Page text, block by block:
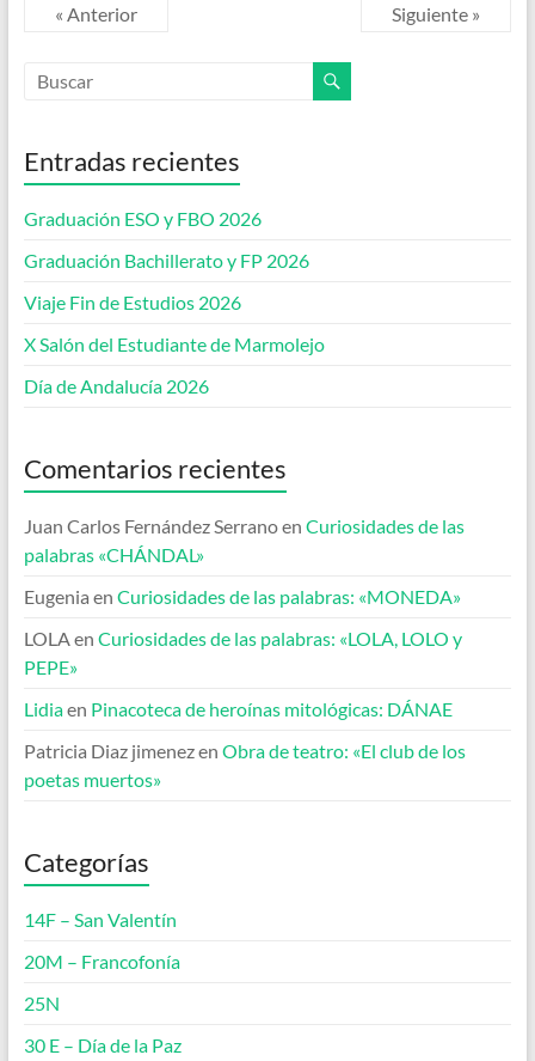
« Anterior Siguiente »
Entradas recientes
Graduación ESO y FBO 2026
Graduación Bachillerato y FP 2026
Viaje Fin de Estudios 2026
X Salón del Estudiante de Marmolejo
Día de Andalucía 2026
Comentarios recientes
Juan Carlos Fernández Serranoen Curiosidades de las
palabras «CHÁNDAL»
Eugenia en Curiosidades de las palabras: «MONEDA»
LOLAen Curiosidades de las palabras: «LOLA, LOLO y
PEPE»
Lidiaen Pinacoteca de heroínas mitológicas: DÁNAE
Patricia Diaz jimenezen Obra de teatro: «El club de los
poetas muertos»
Categorías
14F – San Valentín
20M – Francofonía
25N
30 E – Día de la Paz